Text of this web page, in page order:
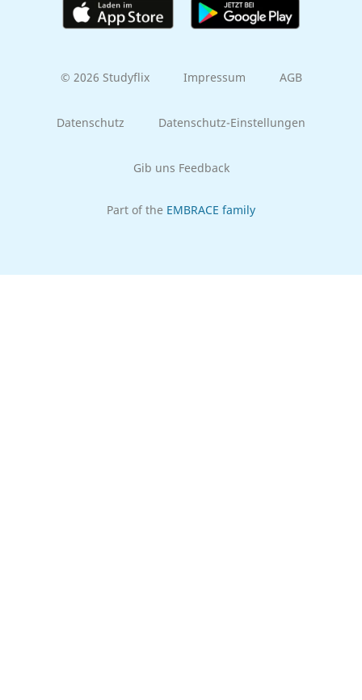
© 2026 Studyflix Impressum AGB
Datenschutz Datenschutz-Einstellungen
Gib uns Feedback
Part of the EMBRACE family